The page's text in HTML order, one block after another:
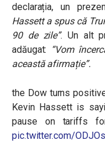
declarația, un
Hassett a spus că
90 de zile”. Un alt
adăugat:
“Vom
această afirmație”.
the Dow turns
Kevin Hassett is
pause on tariffs
pic.twitter.com/